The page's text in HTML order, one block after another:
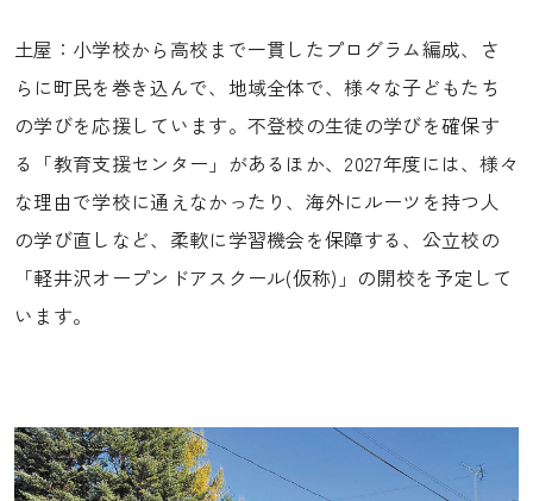
土屋：小学校から高校まで一貫したプログラム編成、さ
らに町民を巻き込んで、地域全体で、様々な子どもたち
の学びを応援しています。不登校の生徒の学びを確保す
る「教育支援センター」があるほか、2027年度には、様々
な理由で学校に通えなかったり、海外にルーツを持つ人
の学び直しなど、柔軟に学習機会を保障する、公立校の
「軽井沢オープンドアスクール(仮称)」の開校を予定して
います。